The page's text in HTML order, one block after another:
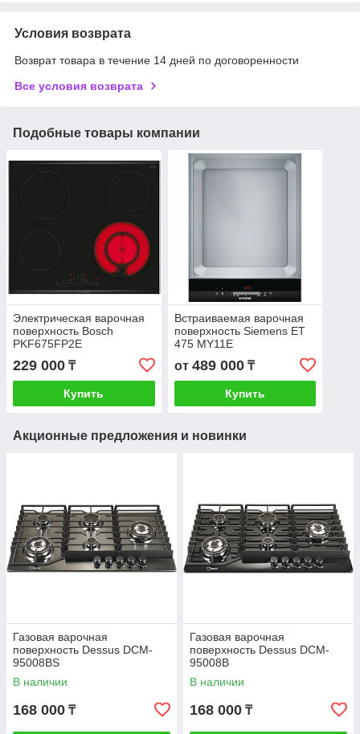
Условия возврата
Возврат товара в течение 14 дней по договоренности
Все условия возврата
Подобные товары компании
Электрическая варочная
поверхность Bosch
PKF675FP2E
229 000 ₸
Купить
Встраиваемая варочная
поверхность Siemens ET
475 MY11E
от 489 000₸
Купить
Акционные предложения и новинки
Газовая варочная
поверхность Dessus DCM-
95008BS
В наличии
168 000 ₸
Газовая варочная
поверхность Dessus DCM-
95008B
В наличии
168 000 ₸